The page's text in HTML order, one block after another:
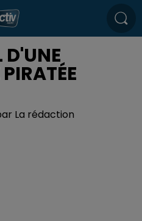
D'UNE
La rédaction